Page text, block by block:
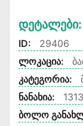
Დეტალები:
ID:
29406
ლოკაცია:
კატეგორია:
ნანახია:
1313
ბოლო